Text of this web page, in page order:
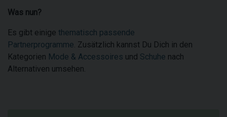
Was nun?
Es gibt einige thematisch passende
Partnerprogramme. Zusätzlich kannst Du Dich in den
Kategorien Mode & Accessoires und Schuhe nach
Alternativen umsehen.